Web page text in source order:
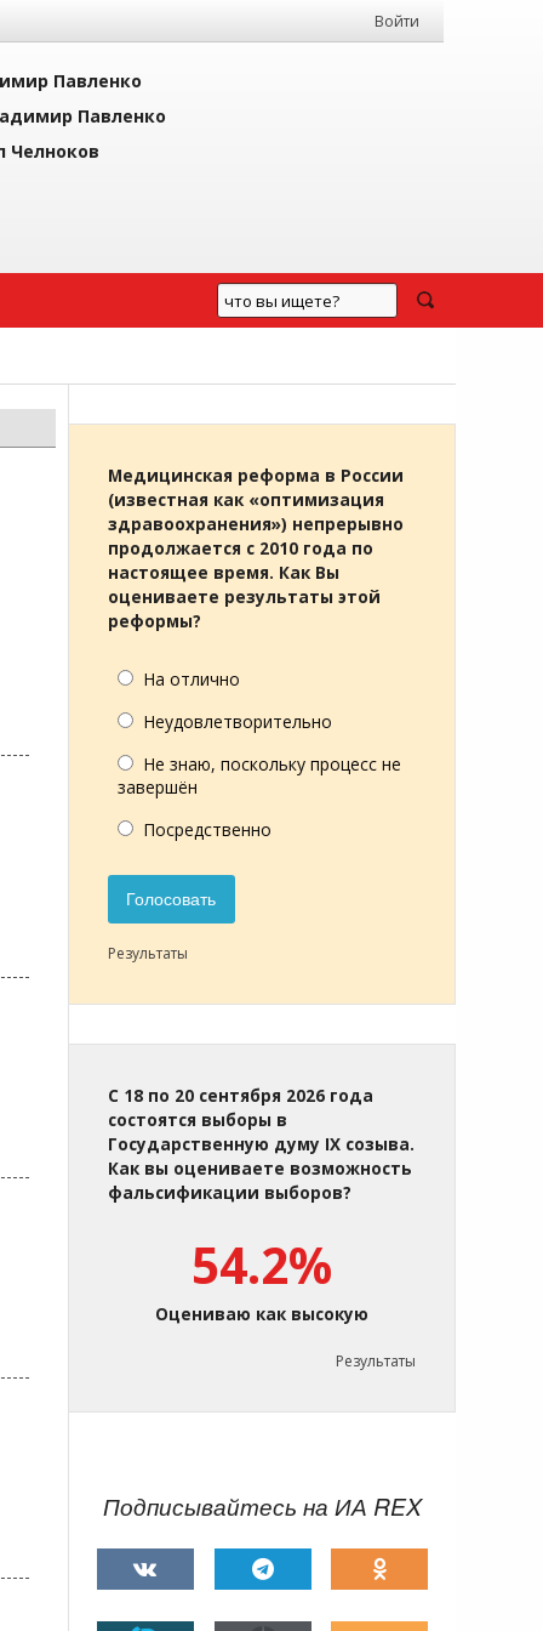
Войти
Павленко
Павленко
Челноков
Медицинская реформа в России
(известная как «оптимизация
здравоохранения») непрерывно
продолжается с 2010 года по
настоящее время. Как Вы
оцениваете результаты этой
реформы?
На отлично
Неудовлетворительно
Не знаю, поскольку процесс не
завершён
Посредственно
Голосовать
Результаты
С 18 по 20 сентября 2026 года
состоятся выборы в
Государственную думу IX созыва.
Как вы оцениваете возможность
фальсификации выборов?
54.2%
Оцениваю как высокую
Результаты
Подписывайтесь на ИА REX